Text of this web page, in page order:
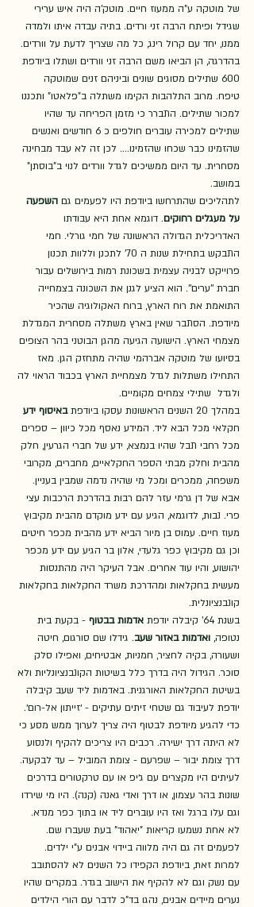
של מוטקה ע"ה ממעוז חיים. מוטק'ה היה איש ערירי
שגידל ופיתח הרבה זני ורדים. בתיה עבדה איתו ולמדה
ממנו, יחד עם קרול רינג, כל מה שצריך לדעת על וורדים.
בהדרגה, הן הביאו משם הרבה זני וורדים ושתלו ביודפת
600 שתילים מסוגים שונים וביניהם זנים שמוטקה
טיפח. מרוב התלהבות הקימו משתלה ב"פלאטו" ותכננו
למכור שתילים. התברר כי מזמן הפריחה עד שהיו
שתילים למכירה עוברים חולפים כ 6 חודשים ואנשים
שהזמינו כבר שכחו שהזמינו.... לכן זה לא עבד מבחינה
מסחרית. עד היום ממשיכים לגדל וורדים לנוי ב"בוסתן"
במושב.
לתהליכים שהתרחשו ביודפת היו לפעמים גם השפעה
על מעגלים רחוקים. דוגמא אחת היא עבודתו
האדריכלית הגדולה הראשונה של חמי גורלי. חמי
התבקש בתחילת שנות ה 70' לתכנן וללוות תכנון
פרוייקט לבניה עצמית בשכונת רמות בירושלים עבור
חברת ''ערים''. הוא הציע לגנן את השכונה בצמחייה
התואמת את רוח הארץ, ברוח האקולוגיה שהכיר
מיודפת. הסתבר שאין בארץ משתלה מסחרית המגדלת
מצמחי הארץ. הישועה הגיעה מהגן הבוטני בהר הצופים
בסיועו של מוטקה אברהמי שהיה מתחזק הגן. מאז
התחילו משתלות לגדל מצמחיית הארץ בכבוד הראוי לה
ולגדל  שתילי צמחים מקומיים.
במהלך 20 השנים הראשונות עסקו ביודפת
באיסוף ידע
חקלאי מכל הבא ליד. המידע נאסף מכל כיוון – ספרים
מכל רחבי תבל שהיו בנמצא, ידע של חברי הגרעין, חלק
מהבית וחלק מבתי הספר החקלאיים, מחברים, מקרובי
משפחה, ממכרים ומכל מי שהיה נדמה שמבין בעניין.
אבא של דן גרמי עזר להם רבות בהדרכת הרכבות עצי
פרי. נבות, לדוגמא, הגיע עם ידע מוקדם מהבית מקיבוץ
מעוז חיים. עמוס בן מיור הביא ידע מהבית מכפר חיטים
וכן גם מקיבוץ כפר גלעדי, אלון בר הגיע עם ידע מכפר
יהושוע, והיו עוד אחרים. אבל העיקר היה מהתנסות
מעשית בחקלאות ומהדרכת משרד החקלאות בחקלאות
קונבנציונלית.
בשנת 64' קיבלה יודפת
אדמות בבטוף - בקעת בית
נטופה, ואדמות באזור שעב. גידלו שם סורגום, חיטה
ושעורה, בקיה לחציר, חמניות, אבטיחים, ואפילו סלק
סוכר. הגידול היה בדרך כלל בשיטות הקונבנציונליות ולא
בשיטת החקלאות האורגנית. באדמות ליד שעב קיבלה
יודפת לעיבוד גם שטחי זיתים עתיקים - ׳זייתון אל-רום׳.
כדי להגיע מיודפת לבטוף היה צריך לערוך ממש מסע כי
לא היתה דרך ישירה. רכבים היו צריכים להקיף ולנסוע
דרך צומת יבור – שפרעם - צומת המוביל – עד לבקעה.
לעיתים היו מקצרים עם ג׳יפ או עם טרקטורים בדרכים
שונות בהר עצמון, או דרך ואדי גאנה (קנה). היו מי שירדו
וגם עלו ברגל ואז היו עוברים ליד או בתוך כפר מנדא.
לא אחת נשמעו קריאות "יאהוד" בעת שעברו שם.
לפעמים זה גם היה מלווה ביידוי אבנים ע"י ילדים.
למרות זאת, ביודפת הקפידו כל השנים לא להסתובב
עם נשק וגם לא להקיף את הישוב בגדר. במקרים שהיו
נערים מיידים אבנים, נהגו בד"כ לדבר עם הורי הילדים